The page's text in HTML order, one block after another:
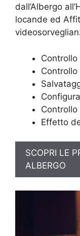
dall’Albergo
locande ed
Controllo
Controllo
Effetto
SCOPRI LE
ALBERGO